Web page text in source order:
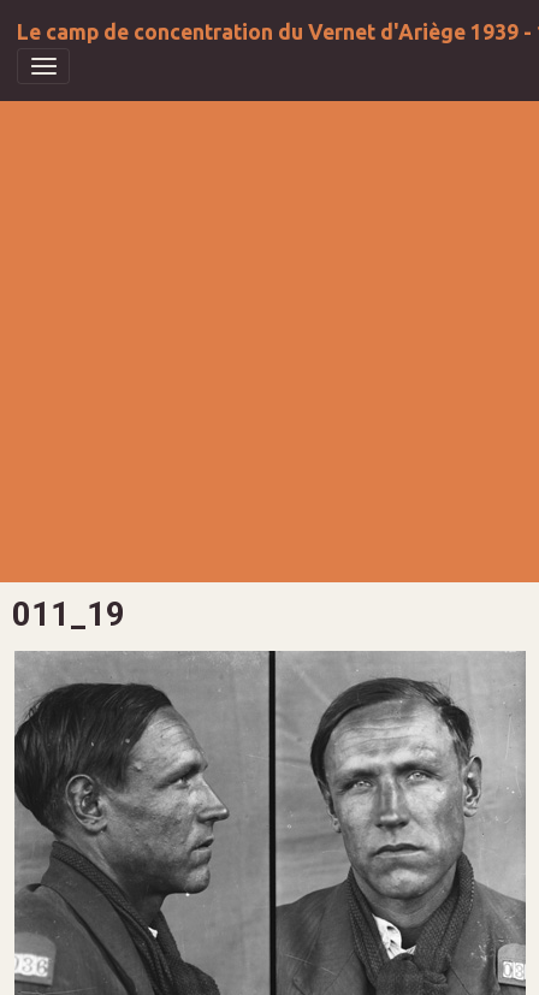
Le camp de concentration du Vernet d'Ariège 1939 -
011_19